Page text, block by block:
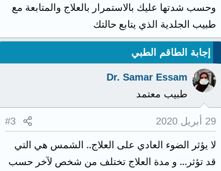
وحسب شدتها عليك بالاستمرار بالعلاج والمتابعة مع
طبيب الجلدية الذي يتابع حالتك
إجابة الطاقم الطبي
Dr. Samar Essam
طبيب معتمد
29 أبريل 2020 #3
لا يؤثر الضوء العادي على العلاج.. الشمس هي التي
قد تؤثر... و مدة العلاج تختلف من شخص لآخر حسب